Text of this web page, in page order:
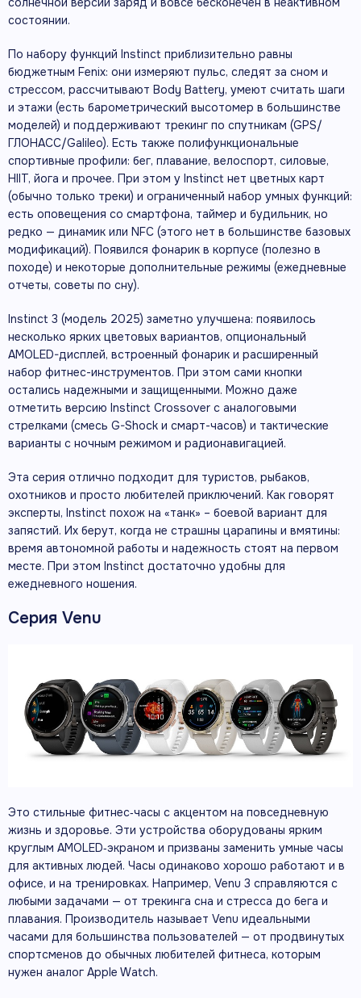
состоянии.
По набору функций Instinct приблизительно равны
бюджетным Fenix: они измеряют пульс, следят за сном и
стрессом, рассчитывают Body Battery, умеют считать шаги
и этажи (есть барометрический высотомер в большинстве
моделей) и поддерживают трекинг по спутникам (GPS/
ГЛОНАСС/Galileo). Есть также полифункциональные
спортивные профили: бег, плавание, велоспорт, силовые,
HIIT, йога и прочее. При этом у Instinct нет цветных карт
(обычно только треки) и ограниченный набор умных функций:
есть оповещения со смартфона, таймер и будильник, но
редко — динамик или NFC (этого нет в большинстве базовых
модификаций). Появился фонарик в корпусе (полезно в
походе) и некоторые дополнительные режимы (ежедневные
отчеты, советы по сну).
Instinct 3 (модель 2025) заметно улучшена: появилось
несколько ярких цветовых вариантов, опциональный
AMOLED-дисплей, встроенный фонарик и расширенный
набор фитнес-инструментов. При этом сами кнопки
остались надежными и защищенными. Можно даже
отметить версию Instinct Crossover с аналоговыми
стрелками (смесь G-Shock и смарт-часов) и тактические
варианты с ночным режимом и радионавигацией.
Эта серия отлично подходит для туристов, рыбаков,
охотников и просто любителей приключений. Как говорят
эксперты, Instinct похож на «танк» – боевой вариант для
запястий. Их берут, когда не страшны царапины и вмятины:
время автономной работы и надежность стоят на первом
месте. При этом Instinct достаточно удобны для
ежедневного ношения.
Серия Venu
Это стильные фитнес‑часы с акцентом на повседневную
жизнь и здоровье. Эти устройства оборудованы ярким
круглым AMOLED‑экраном и призваны заменить умные часы
для активных людей. Часы одинаково хорошо работают и в
офисе, и на тренировках. Например, Venu 3 справляются с
любыми задачами — от трекинга сна и стресса до бега и
плавания. Производитель называет Venu идеальными
часами для большинства пользователей — от продвинутых
спортсменов до обычных любителей фитнеса, которым
нужен аналог Apple Watch.